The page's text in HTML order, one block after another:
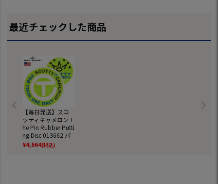
スゴルフシュ
最近チェックした商品
【毎日発送】スコ
ッティキャメロン T
he Pin Rubber Putti
ng Disc 013662 パ
ター練習用具 Lime
Scotty Cameron US
¥4,664(税込)